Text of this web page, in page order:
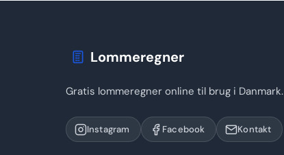
Lommeregner
Gratis lommeregner online til brug i Danmark.
Instagram Facebook Kontakt